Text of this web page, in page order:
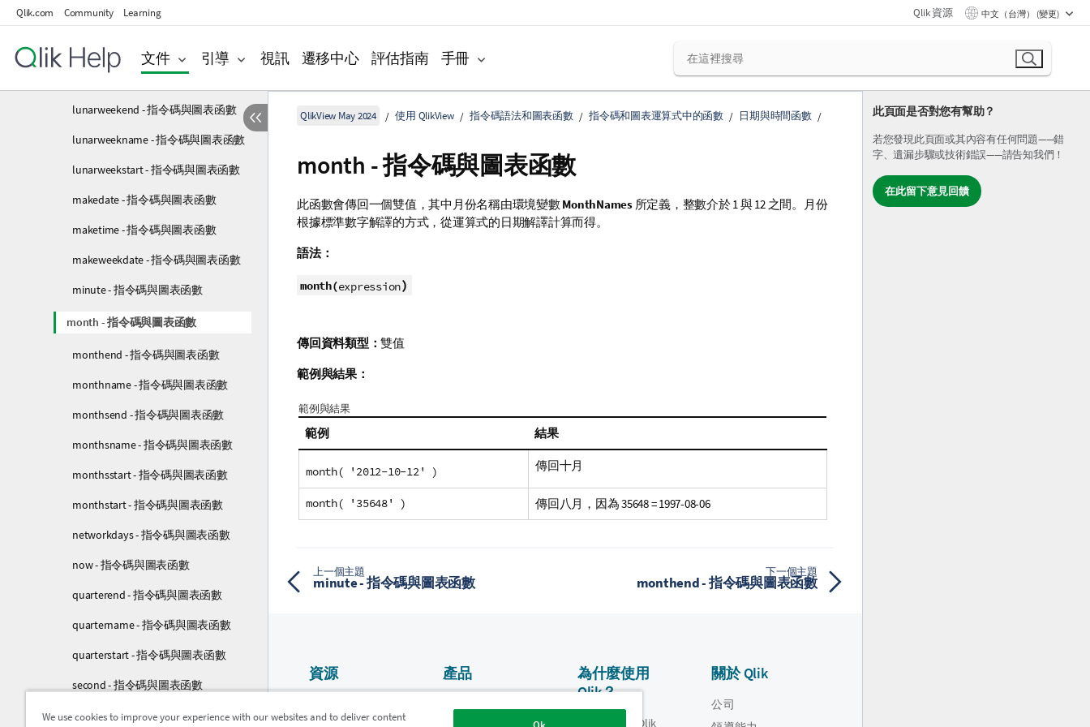
Qlik.com Community Learning Qlik 資源 中文（台灣） (變更)
文件 引導 視訊 遷移中心 評估指南 手冊
inyeartodate - 指令碼與圖表函數
lastworkdate - 指令碼與圖表函數
lunarweekend - 指令碼與圖表函數
lunarweekname - 指令碼與圖表函數
lunarweekstart - 指令碼與圖表函數
makedate - 指令碼與圖表函數
maketime - 指令碼與圖表函數
makeweekdate - 指令碼與圖表函數
minute - 指令碼與圖表函數
month - 指令碼與圖表函數
monthend - 指令碼與圖表函數
monthname - 指令碼與圖表函數
monthsend - 指令碼與圖表函數
monthsname - 指令碼與圖表函數
monthsstart - 指令碼與圖表函數
monthstart - 指令碼與圖表函數
networkdays - 指令碼與圖表函數
now - 指令碼與圖表函數
quarterend - 指令碼與圖表函數
quartername - 指令碼與圖表函數
quarterstart - 指令碼與圖表函數
second - 指令碼與圖表函數
setdateyear - 指令碼與圖表函數
此頁面是否對您有幫助？
若您發現此頁面或其內容有任何問題——錯
字、遺漏步驟或技術錯誤——請告知我們！
在此留下意見回饋
QlikView May 2024 使用 QlikView 指令碼語法和圖表函數 指令碼和圖表運算式中的函數 日期與時間函數
month - 指令碼與圖表函數
此函數會傳回一個雙值，其中月份名稱由環境變數MonthNames所定義，整數介於 1 與 12 之間。月份
根據標準數字解譯的方式，從運算式的日期解譯計算而得。
語法：
month(expression)
傳回資料類型：雙值
範例與結果：
範例與結果
範例 結果
month( '2012-10-12' ) 傳回十月
month( '35648' ) 傳回八月，因為 35648 = 1997-08-06
上一個主題
minute - 指令碼與圖表函數
下一個主題
monthend - 指令碼與圖表函數
資源 產品
為什麼使用
Qlik？
為什麼使用 Qlik
關於 Qlik
公司
We use cookies to improve your experience with our websites and to deliver content